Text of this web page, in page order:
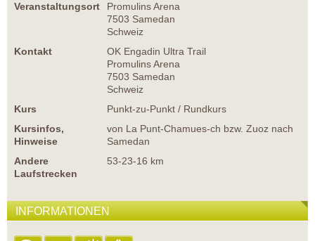
Veranstaltungsort
Promulins Arena
7503 Samedan
Schweiz
Kontakt
OK Engadin Ultra Trail
Promulins Arena
7503 Samedan
Schweiz
Kurs
Punkt-zu-Punkt / Rundkurs
Kursinfos,
Hinweise
von La Punt-Chamues-ch bzw. Zuoz nach
Samedan
Andere
Laufstrecken
53-23-16 km
INFORMATIONEN